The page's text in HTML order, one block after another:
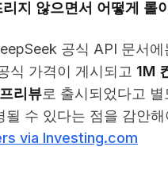
지 않으면서 어떻게 롤
공식 API 문서
식 가격이 게시되고 1M
프리뷰로 출시되었다고
수 있다는 점을 감안
via Investing.com